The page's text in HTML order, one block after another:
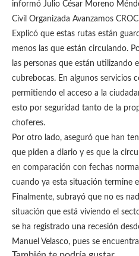
informó Julio César Moreno
Civil Organizada Avanzamos
Explicó que estas rutas están
menos las que están circulando.
las personas que están utilizando
cubrebocas. En algunos servicios
permitiendo el acceso a la
esto por seguridad tanto de la
choferes.
Por otro lado, aseguró que han
que piden a diario y es que la
en comparación con fechas
cuando ya esta situación termine
Finalmente, subrayó que no es
situación que está viviendo el
se ha registrado una recesión
Manuel Velasco, pues se